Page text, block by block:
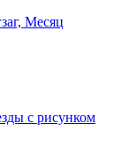
Месяц
с рисунком